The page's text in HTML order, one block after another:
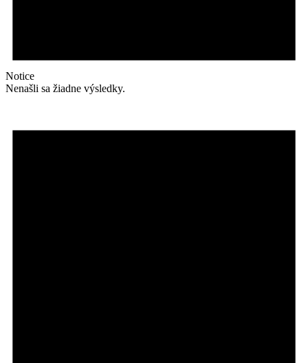
Notice
Nenašli sa žiadne výsledky.